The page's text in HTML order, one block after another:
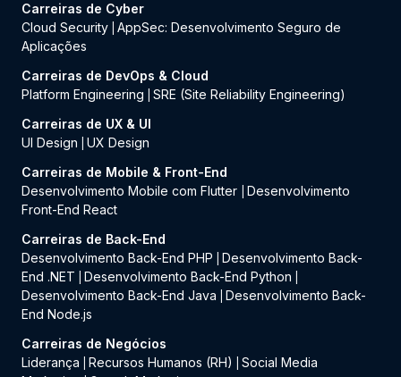
Carreiras de Cyber
Cloud Security AppSec: Desenvolvimento Seguro de
Aplicações
Carreiras de DevOps & Cloud
Platform Engineering
SRE (Site Reliability Engineering)
Carreiras de UX & UI
UI Design
UX Design
Carreiras de Mobile & Front-End
Desenvolvimento Mobile com Flutter
Desenvolvimento
Front-End React
Carreiras de Back-End
Desenvolvimento Back-End PHP
Desenvolvimento Back-
End .NET
Desenvolvimento Back-End Python
Desenvolvimento Back-End Java
Desenvolvimento Back-
End Node.js
Carreiras de Negócios
Liderança
Recursos Humanos (RH)
Social Media